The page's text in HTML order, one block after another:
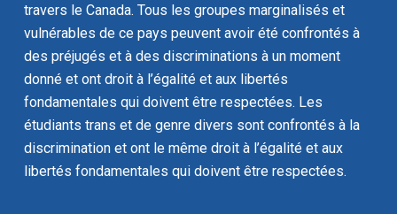
travers le Canada. Tous les groupes marginalisés et
vulnérables de ce pays peuvent avoir été confrontés à
des préjugés et à des discriminations à un moment
donné et ont droit à l’égalité et aux libertés
fondamentales qui doivent être respectées. Les
étudiants trans et de genre divers sont confrontés à la
discrimination et ont le même droit à l’égalité et aux
libertés fondamentales qui doivent être respectées.